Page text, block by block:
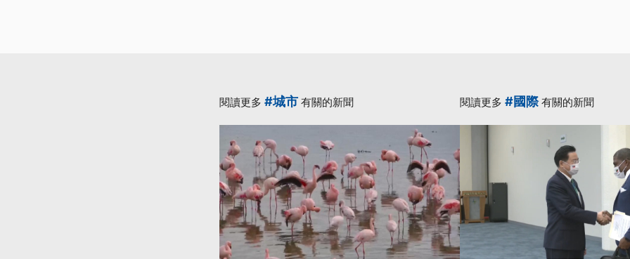
閱讀更多 #城市 有關的新聞 閱讀更多 #國際有關的新聞